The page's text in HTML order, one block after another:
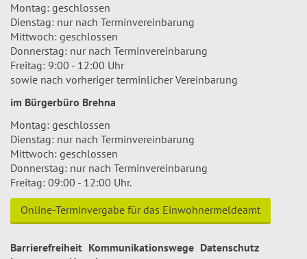
Montag: geschlossen
Dienstag: nur nach Terminvereinbarung
Mittwoch: geschlossen
Donnerstag: nur nach Terminvereinbarung
Freitag: 9:00 - 12:00 Uhr
sowie nach vorheriger terminlicher Vereinbarung
im Bürgerbüro Brehna
Montag: geschlossen
Dienstag: nur nach Terminvereinbarung
Mittwoch: geschlossen
Donnerstag: nur nach Terminvereinbarung
Freitag: 09:00 - 12:00 Uhr.
Online-Terminvergabe für das Einwohnermeldeamt
Barrierefreiheit Kommunikationswege Datenschutz